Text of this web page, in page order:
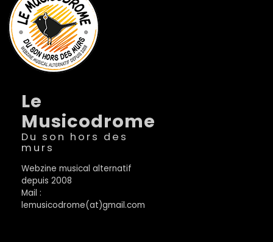
Le
Musicodrome
Du son hors des
murs
Webzine musical alternatif
depuis 2008
Mail :
lemusicodrome(at)gmail.com